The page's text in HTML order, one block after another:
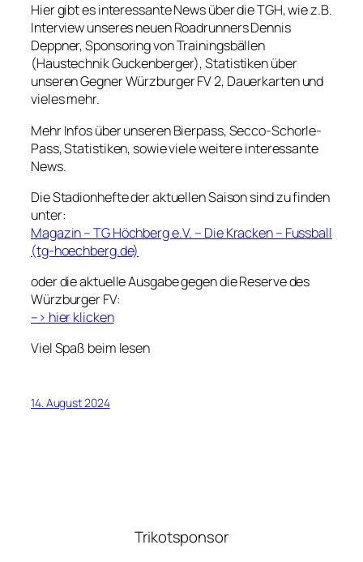
Hier gibt es interessante News über die TGH, wie z.B.
Interview unseres neuen Roadrunners Dennis
Deppner, Sponsoring von Trainingsbällen
(Haustechnik Guckenberger), Statistiken über
unseren Gegner Würzburger FV 2, Dauerkarten und
vieles mehr.
Mehr Infos über unseren Bierpass, Secco-Schorle-
Pass, Statistiken, sowie viele weitere interessante
News.
Die Stadionhefte der aktuellen Saison sind zu finden
unter:
Magazin – TG Höchberg e.V. – Die Kracken – Fussball
(tg-hoechberg.de)
oder die aktuelle Ausgabe gegen die Reserve des
Würzburger FV:
–> hier klicken
Viel Spaß beim lesen
14. August 2024
Trikotsponsor